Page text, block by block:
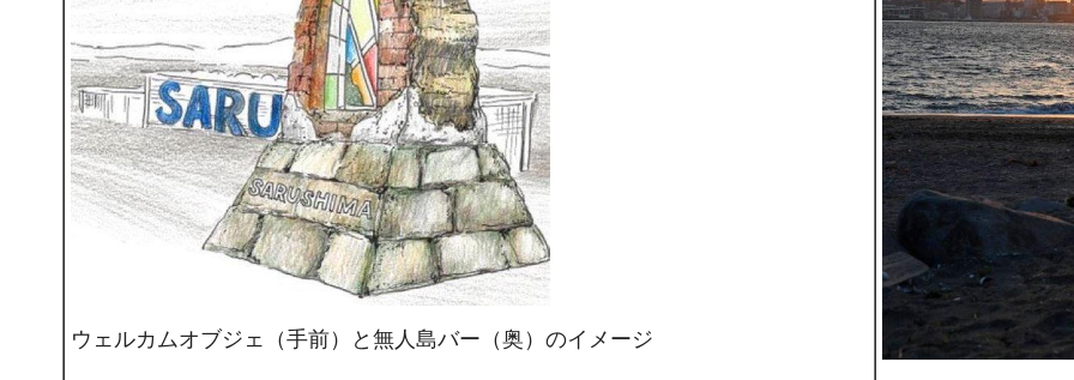
ウェルカムオブジェ（手前）と無人島バー（奥）のイメージ